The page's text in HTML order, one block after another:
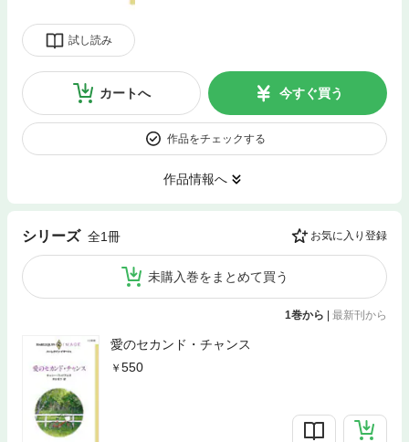
試し読み
カートへ 今すぐ買う
作品をチェックする
作品情報へ
シリーズ 全1冊 お気に入り登録
未購入巻をまとめて買う
1巻から 最新刊から
愛のセカンド・チャンス
550